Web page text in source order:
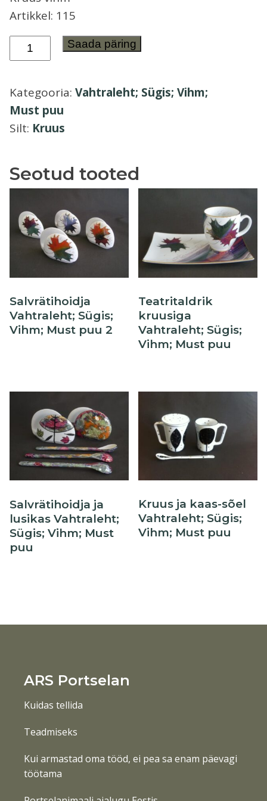
Õllekann
Artikkel: 115
Kruus
vihm
Sügis;
Vihm;
Must
kogus
Saada päring
Kategooria: Vahtraleht; Sügis; Vihm;
Must puu
Silt: Kruus
Seotud tooted
Salvrätihoidja
Vahtraleht; Sügis;
Vihm; Must puu 2
Teatritaldrik
kruusiga
Vahtraleht; Sügis;
Vihm; Must puu
Salvrätihoidja ja
lusikas Vahtraleht;
Sügis; Vihm; Must
puu
Kruus ja kaas-sõel
Vahtraleht; Sügis;
Vihm; Must puu
ARS Portselan
Kuidas tellida
Teadmiseks
Kui armastad oma tööd, ei pea sa enam päevagi
töötama